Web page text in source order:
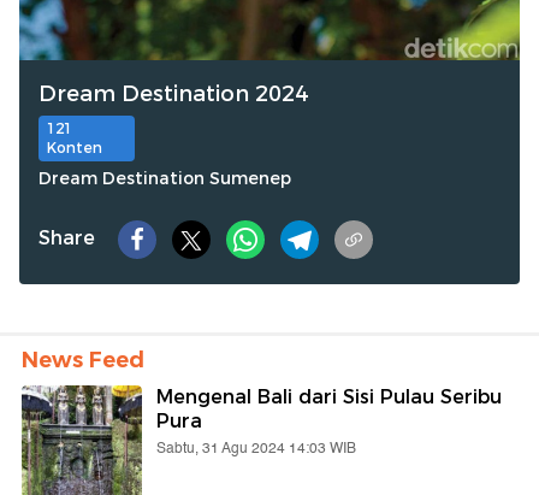
Dream Destination 2024
121
Konten
Dream Destination Sumenep
Share
News Feed
Mengenal Bali dari Sisi Pulau Seribu
Pura
Sabtu, 31 Agu 2024 14:03 WIB